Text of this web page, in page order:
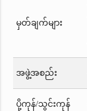
မှတ်ချက်များ
အဖွဲ့အစည်း
ပို့ကုန်/သွင်းကုန်